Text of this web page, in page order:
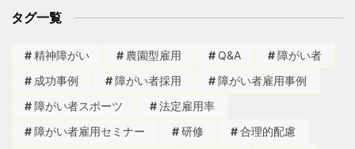
タグ一覧
精神障がい 農園型雇用 Q&A
障がい者
成功事例
障がい者採用
障がい者雇用事例
障がい者スポーツ
法定雇用率
障がい者雇用セミナー
研修
合理的配慮